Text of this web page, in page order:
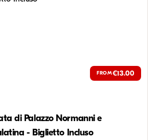
FROM€13.00
di Palazzo Normanni e
- Biglietto Incluso